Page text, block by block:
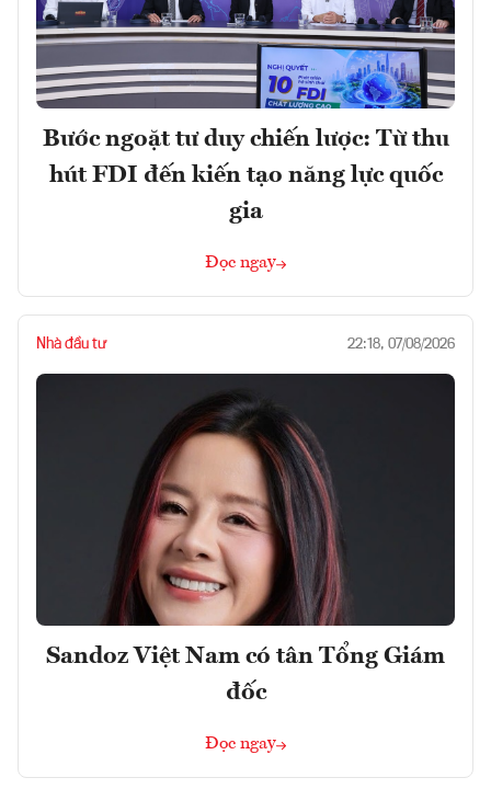
Bước ngoặt tư duy chiến lược: Từ thu
hút FDI đến kiến tạo năng lực quốc
gia
Đọc ngay
Nhà đầu tư 22:18, 07/08/2026
Sandoz Việt Nam có tân Tổng Giám
đốc
Đọc ngay